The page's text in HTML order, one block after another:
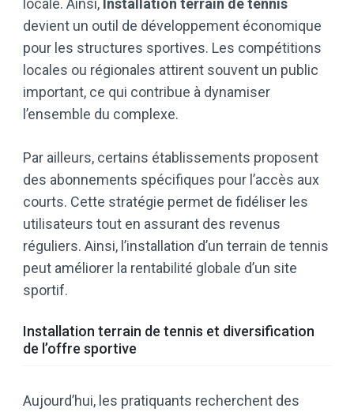
devient un outil de développement économique
pour les structures sportives. Les compétitions
locales ou régionales attirent souvent un public
important, ce qui contribue à dynamiser
l’ensemble du complexe.
Par ailleurs, certains établissements proposent
des abonnements spécifiques pour l’accès aux
courts. Cette stratégie permet de fidéliser les
utilisateurs tout en assurant des revenus
réguliers. Ainsi, l’installation d’un terrain de tennis
peut améliorer la rentabilité globale d’un site
sportif.
Installation terrain de tennis et diversification
de l’offre sportive
Aujourd’hui, les pratiquants recherchent des